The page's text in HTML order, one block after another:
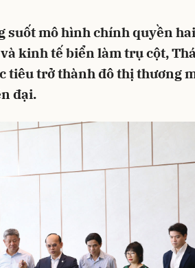
suốt mô hình chính quyền
kinh tế biển làm trụ cột,
tiêu trở thành đô thị thương
đại.